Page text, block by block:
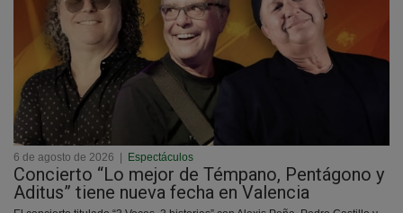
6 de agosto de 2026 Espectáculos
Concierto “Lo mejor de Témpano, Pentágono y
Aditus” tiene nueva fecha en Valencia